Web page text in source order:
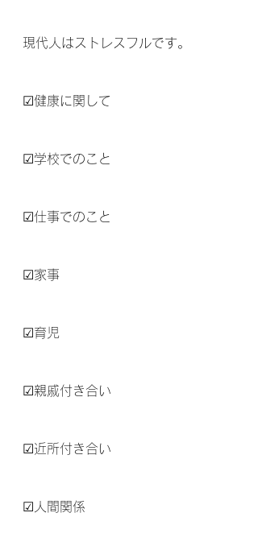
現代人はストレスフルです。
☑健康に関して
☑学校でのこと
☑仕事でのこと
☑家事
☑育児
☑親戚付き合い
☑近所付き合い
☑人間関係